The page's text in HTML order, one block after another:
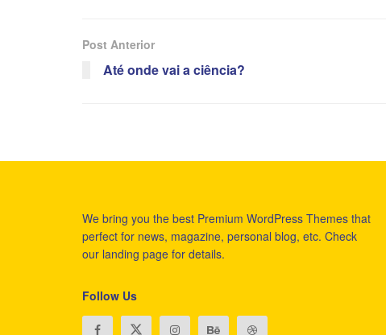
Post Anterior
Até onde vai a ciência?
We bring you the best Premium WordPress Themes that
perfect for news, magazine, personal blog, etc. Check
our landing page for details.
Follow Us